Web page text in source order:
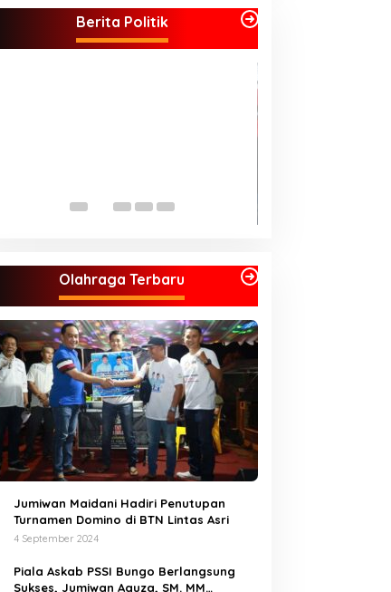
Berita Politik
Berjuang Menangkan Jumiwan –
Olahraga Terbaru
Jumiwan Maidani Hadiri Penutupan
Turnamen Domino di BTN Lintas Asri
4 September 2024
Piala Askab PSSI Bungo Berlangsung
Sukses, Jumiwan Aguza, SM. MM